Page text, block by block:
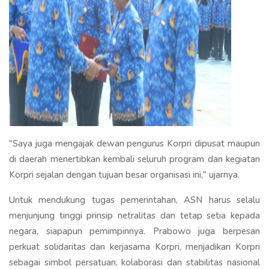
"Saya juga mengajak dewan pengurus Korpri dipusat maupun
di daerah menertibkan kembali seluruh program dan kegiatan
Korpri sejalan dengan tujuan besar organisasi ini," ujarnya.
Untuk mendukung tugas pemerintahan, ASN harus selalu
menjunjung tinggi prinsip netralitas dan tetap setia kepada
negara, siapapun pemimpinnya. Prabowo juga berpesan
perkuat solidaritas dan kerjasama Korpri, menjadikan Korpri
sebagai simbol persatuan, kolaborasi dan stabilitas nasional